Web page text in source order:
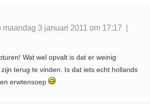
3 januari 2011 om 17:17 |
Wat wel opvalt is dat er weinig
terug te vinden. Is dat iets echt hollands
erwtensoep